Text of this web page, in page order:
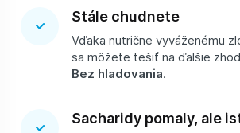
Stále chudnete
Vďaka nutrične vyváženému
sa môžete tešiť na ďalšie
Bez hladovania.
Sacharidy pomaly, ale